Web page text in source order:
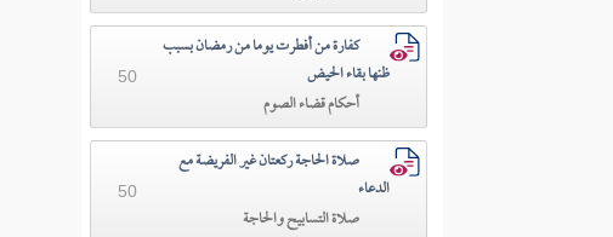
كفارة من أفطرت يوما من رمضان بسبب
ظنها بقاء الحيض
أحكام قضاء الصوم
50
صلاة الحاجة ركعتان غير الفريضة مع
الدعاء
صلاة التسابيح والحاجة
50